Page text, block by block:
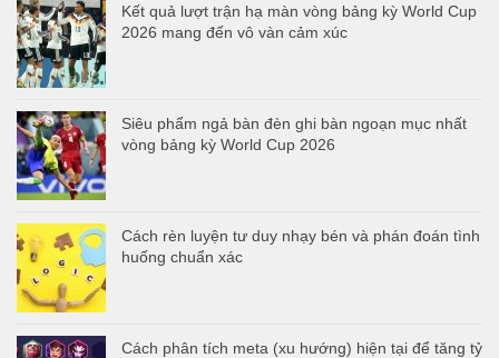
Kết quả lượt trận hạ màn vòng bảng kỳ World Cup
2026 mang đến vô vàn cảm xúc
Siêu phẩm ngả bàn đèn ghi bàn ngoạn mục nhất
vòng bảng kỳ World Cup 2026
Cách rèn luyện tư duy nhạy bén và phán đoán tình
huống chuẩn xác
Cách phân tích meta (xu hướng) hiện tại để tăng tỷ